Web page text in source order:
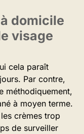
domicile
visage
cela paraît
Par contre,
méthodiquement,
à moyen terme.
crèmes trop
de surveiller